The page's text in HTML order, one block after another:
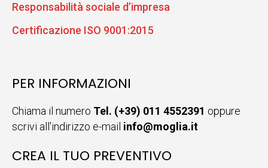
Responsabilità sociale d’impresa
Certificazione ISO 9001:2015
PER INFORMAZIONI
Chiama il numero Tel. (+39) 011 4552391 oppure
scrivi all'indirizzo e-mail info@moglia.it
CREA IL TUO PREVENTIVO